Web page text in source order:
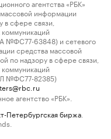
агентства «РБК»
информации
сфере связи,
№ФС77-63848) и сетевого
средства массовой
по надзору в сфере связи,
№ФС77-82385)
агентство «РБК».
Петербургская биржа